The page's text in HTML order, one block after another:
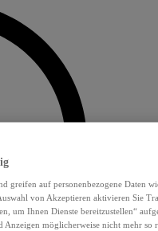
greifen auf personenbezogene Daten
von Akzeptieren aktivieren Sie
um Ihnen Dienste bereitzustellen“
möglicherweise nicht mehr so